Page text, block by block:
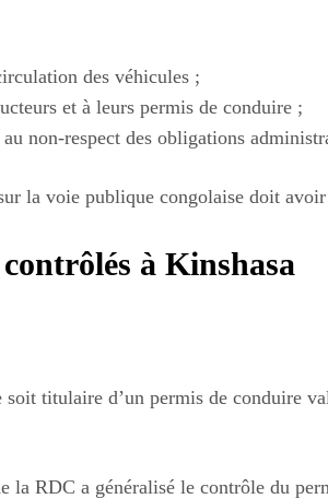
des véhicules ;
et à leurs permis de conduire ;
non-respect des obligations
la voie publique congolaise doit
à Kinshasa
titulaire d’un permis de conduire
la RDC a généralisé le contrôle du